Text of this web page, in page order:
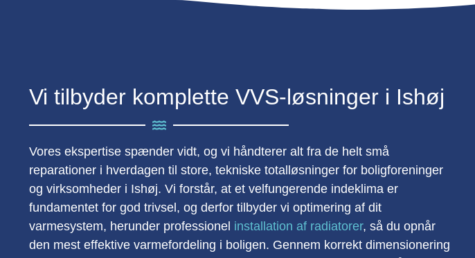
Vi tilbyder komplette VVS-løsninger i Ishøj
Vores ekspertise spænder vidt, og vi håndterer alt fra de helt små
reparationer i hverdagen til store, tekniske totalløsninger for boligforeninger
og virksomheder i Ishøj. Vi forstår, at et velfungerende indeklima er
fundamentet for god trivsel, og derfor tilbyder vi optimering af dit
varmesystem, herunder professionel installation af radiatorer, så du opnår
den mest effektive varmefordeling i boligen. Gennem korrekt dimensionering